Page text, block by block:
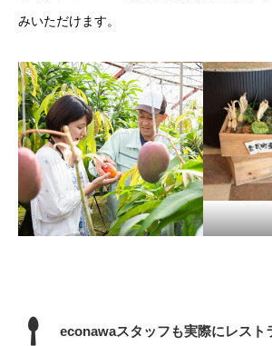
みいただけます。
econawaスタッフも実際にレスト